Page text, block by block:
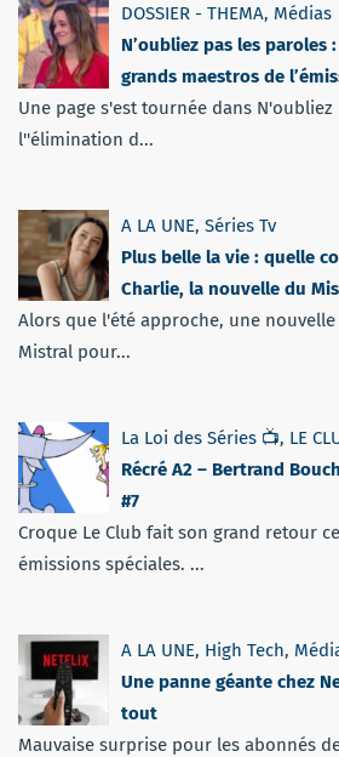
DOSSIER - THEMA, Médias
N’oubliez pas les paroles
grands maestros de
Une page s'est tournée dans N'oubliez
l''élimination d...
A LA UNE, Séries Tv
Plus belle la vie : quelle
Charlie, la nouvelle du
Alors que l'été approche, une
Mistral pour...
La Loi des Séries 📺, LE
Récré A2 – Bertrand
#7
Croque Le Club fait son grand retour
émissions spéciales. ...
A LA UNE, High Tech,
Une panne géante chez
tout
Mauvaise surprise pour les abonnés